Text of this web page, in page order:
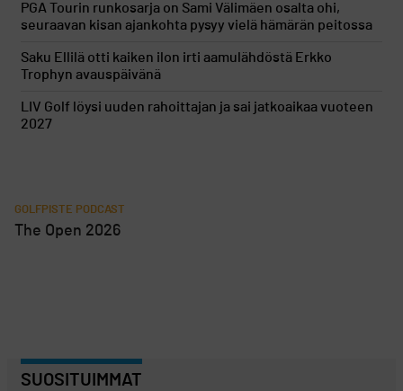
PGA Tourin runkosarja on Sami Välimäen osalta ohi,
seuraavan kisan ajankohta pysyy vielä hämärän peitossa
Saku Ellilä otti kaiken ilon irti aamulähdöstä Erkko
Trophyn avauspäivänä
LIV Golf löysi uuden rahoittajan ja sai jatkoaikaa vuoteen
2027
GOLFPISTE PODCAST
The Open 2026
SUOSITUIMMAT